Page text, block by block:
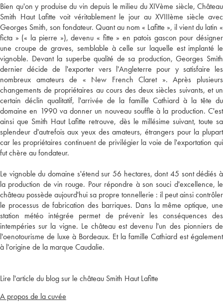
Bien qu'on y produise du vin depuis le milieu du XIVème siècle, Château
Smith Haut Lafitte voit véritablement le jour au XVIIIème siècle avec
Georges Smith, son fondateur. Quant au nom « Lafitte », il vient du latin «
ficta » (« la pierre »), devenu « fitte » en patois gascon pour désigner
une croupe de graves, semblable à celle sur laquelle est implanté le
vignoble. Devant la superbe qualité de sa production, Georges Smith
dernier décide de l'exporter vers l'Angleterre pour y satisfaire les
nombreux amateurs de « New French Claret ». Après plusieurs
changements de propriétaires au cours des deux siècles suivants, et un
certain déclin qualitatif, l'arrivée de la famille Cathiard à la tête du
domaine en 1990 va donner un nouveau souffle à la production. C'est
ainsi que Smith Haut Lafitte retrouve, dès le millésime suivant, toute sa
splendeur d'autrefois aux yeux des amateurs, étrangers pour la plupart
car les propriétaires continuent de privilégier la voie de l'exportation qui
fut chère au fondateur.
Le vignoble du domaine s'étend sur 56 hectares, dont 45 sont dédiés à
la production de vin rouge. Pour répondre à son souci d'excellence, le
château possède aujourd'hui sa propre tonnellerie : il peut ainsi contrôler
le processus de fabrication des barriques. Dans la même optique, une
station météo intégrée permet de prévenir les conséquences des
intempéries sur la vigne. Le château est devenu l'un des pionniers de
l'oenotourisme de luxe à Bordeaux. Et la famille Cathiard est également
à l'origine de la marque Caudalie.
Lire l'article du blog sur le château Smith Haut Lafitte
A propos de la cuvée